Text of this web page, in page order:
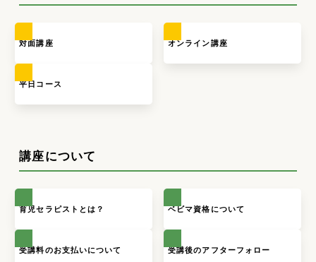
対面講座 オンライン講座
平日コース
講座について
育児セラピストとは？ ベビマ資格について
受講料のお支払いについて 受講後のアフターフォロー